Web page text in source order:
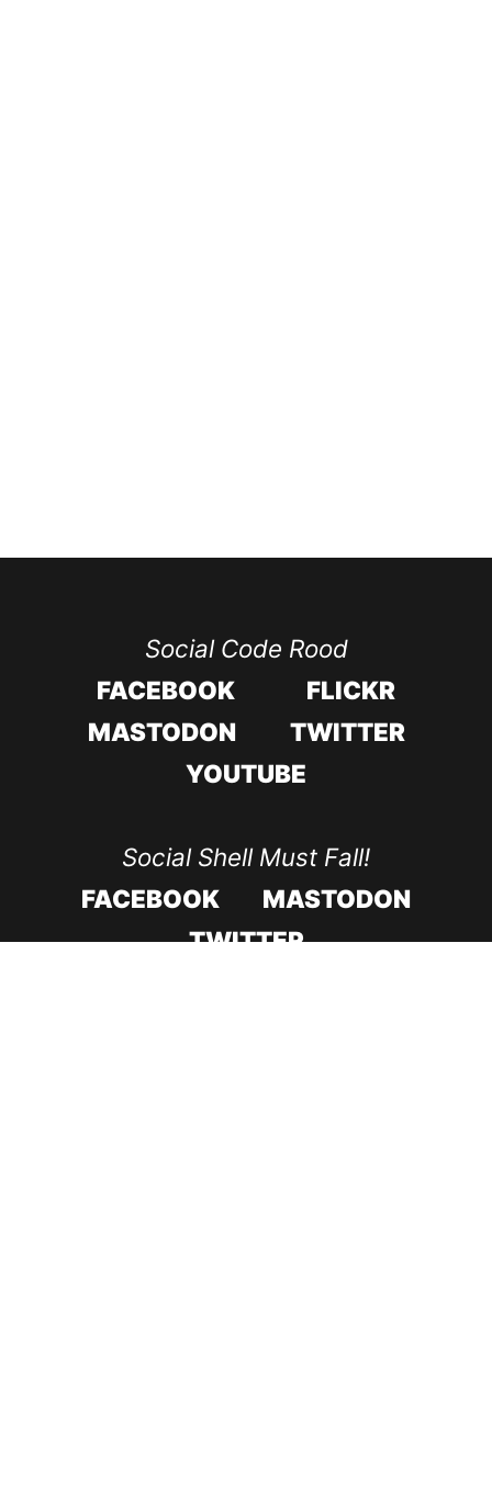
Social Code Rood
FACEBOOK
FLICKR
MASTODON
TWITTER
YOUTUBE
Social Shell Must Fall!
FACEBOOK
MASTODON
TWITTER